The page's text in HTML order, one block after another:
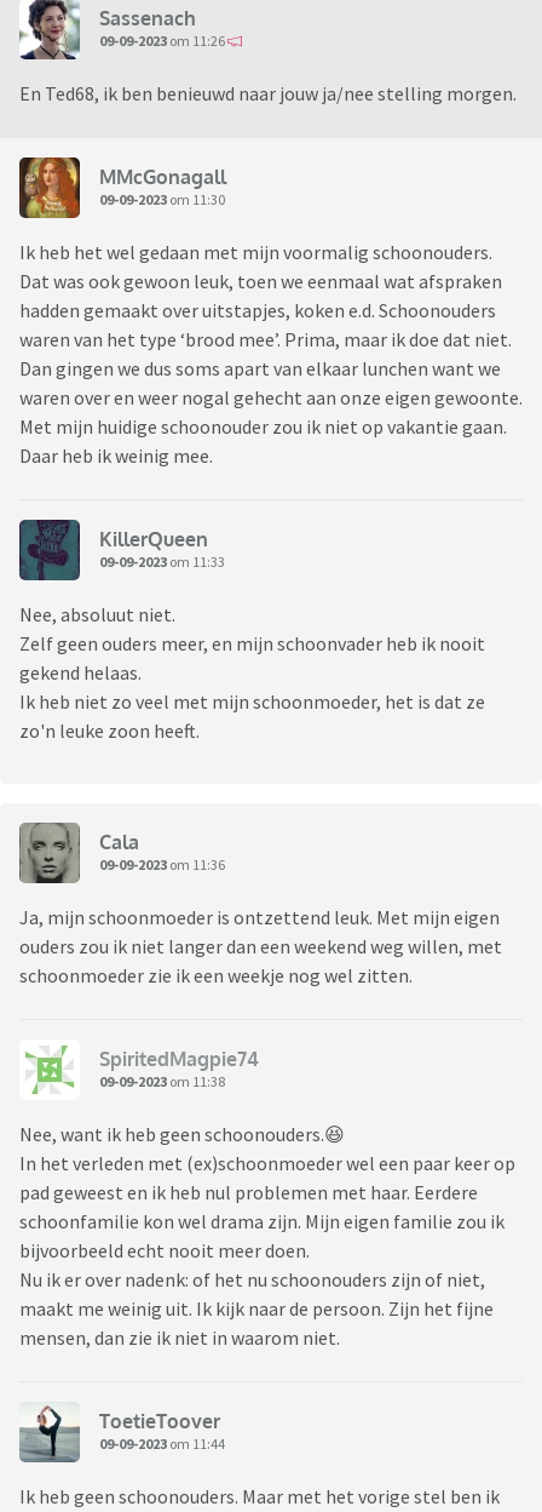
Sassenach
09-09-2023 om 11:26
En Ted68, ik ben benieuwd naar jouw ja/nee stelling morgen.
MMcGonagall
09-09-2023 om 11:30
Ik heb het wel gedaan met mijn voormalig schoonouders.
Dat was ook gewoon leuk, toen we eenmaal wat afspraken
hadden gemaakt over uitstapjes, koken e.d. Schoonouders
waren van het type ‘brood mee’. Prima, maar ik doe dat niet.
Dan gingen we dus soms apart van elkaar lunchen want we
waren over en weer nogal gehecht aan onze eigen gewoonte.
Met mijn huidige schoonouder zou ik niet op vakantie gaan.
Daar heb ik weinig mee.
KillerQueen
09-09-2023 om 11:33
Nee, absoluut niet.
Zelf geen ouders meer, en mijn schoonvader heb ik nooit
gekend helaas.
Ik heb niet zo veel met mijn schoonmoeder, het is dat ze
zo'n leuke zoon heeft.
Cala
09-09-2023 om 11:36
Ja, mijn schoonmoeder is ontzettend leuk. Met mijn eigen
ouders zou ik niet langer dan een weekend weg willen, met
schoonmoeder zie ik een weekje nog wel zitten.
SpiritedMagpie74
09-09-2023 om 11:38
Nee, want ik heb geen schoonouders.😆
In het verleden met (ex)schoonmoeder wel een paar keer op
pad geweest en ik heb nul problemen met haar. Eerdere
schoonfamilie kon wel drama zijn. Mijn eigen familie zou ik
bijvoorbeeld echt nooit meer doen.
Nu ik er over nadenk: of het nu schoonouders zijn of niet,
maakt me weinig uit. Ik kijk naar de persoon. Zijn het fijne
mensen, dan zie ik niet in waarom niet.
ToetieToover
09-09-2023 om 11:44
Ik heb geen schoonouders. Maar met het vorige stel ben ik